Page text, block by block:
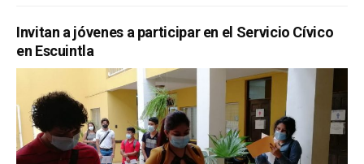
Invitan a jóvenes a participar en el Servicio Cívico
en Escuintla